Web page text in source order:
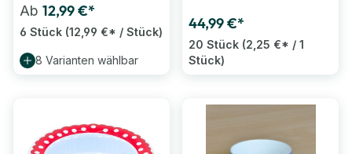
Ab 12,99 €*
6 Stück (12,99 €* / Stück)
8 Varianten wählbar
44,99 €*
20 Stück (2,25 €* / 1
Stück)